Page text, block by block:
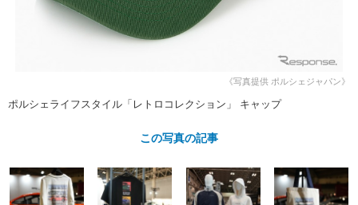
カーメーカー「旧車」関連プロジ
ェクト
イベント
イベント告知
《写真提供 ポルシェジャパン》
ポルシェライフスタイル「レトロコレクション」 キャップ
この写真の記事